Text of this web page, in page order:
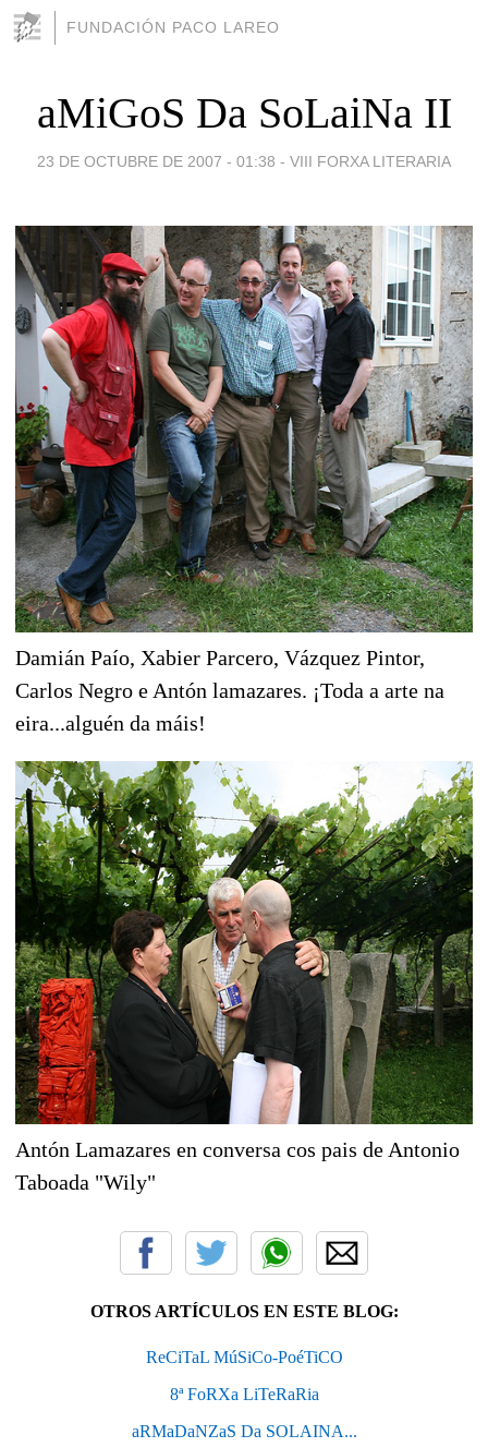
FUNDACIÓN PACO LAREO
aMiGoS Da SoLaiNa II
23 DE OCTUBRE DE 2007 - 01:38 - VIII FORXA LITERARIA
Damián Paío, Xabier Parcero, Vázquez Pintor,
Carlos Negro e Antón lamazares. ¡Toda a arte na
eira...alguén da máis!
Antón Lamazares en conversa cos pais de Antonio
Taboada "Wily"
OTROS ARTÍCULOS EN ESTE BLOG:
ReCiTaL MúSiCo-PoéTiCO
8ª FoRXa LiTeRaRia
aRMaDaNZaS Da SOLAINA...